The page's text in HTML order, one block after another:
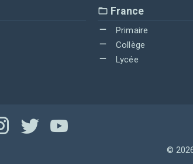
France
Primaire
Collège
Lycée
©